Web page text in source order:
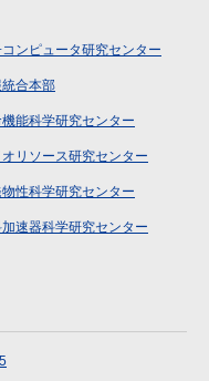
ンピュータ研究センター
合本部
能科学研究センター
リソース研究センター
性科学研究センター
速器科学研究センター